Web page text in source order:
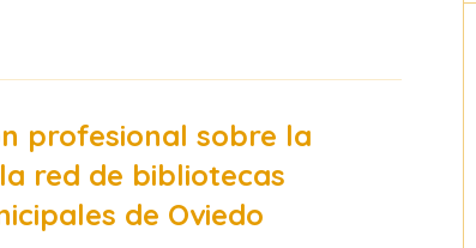
profesional sobre la
red de bibliotecas
de Oviedo